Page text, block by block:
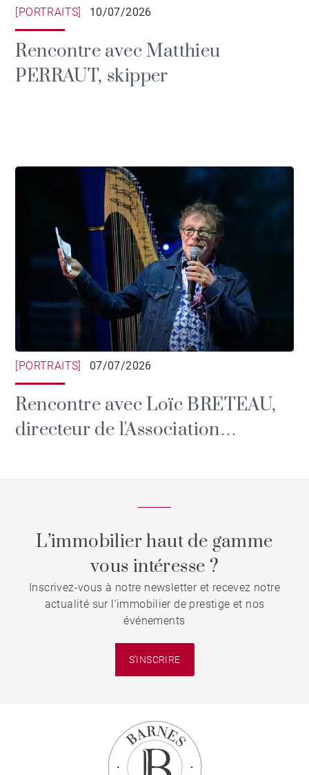
[PORTRAITS] 10/07/2026
Rencontre avec Matthieu
PERRAUT, skipper
[PORTRAITS] 07/07/2026
Rencontre avec Loïc BRETEAU,
directeur de l'Association
L’immobilier haut de gamme
vous intéresse ?
Inscrivez-vous à notre newsletter et recevez notre
actualité sur l'immobilier de prestige et nos
événements
S'INSCRIRE